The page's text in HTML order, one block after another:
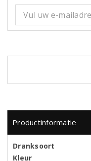
Productinformatie
Dranksoort
Kleur